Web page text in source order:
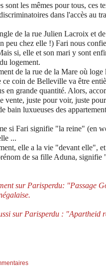
sont les mêmes pour tous, ces
dans l'accès au
de la rue Julien Lacroix et
peu chez elle !) Fari nous
si, elle et son mari y sont
logement.
de la rue de la Mare où
ce coin de Belleville va être
en grande quantité. Alors,
vente, juste pour voir, juste
bain luxueuses des
si Fari signifie "la reine" (en
...
elle a la vie "devant elle",
de sa fille Aduna, signifie
sur Parisperdu: "Passage
sur Parisperdu : "Apartheid